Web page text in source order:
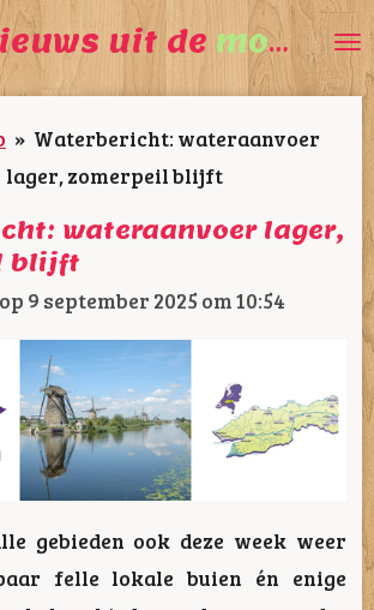
uit de mooiste
» Waterbericht: wateraanvoer
lager, zomerpeil blijft
wateraanvoer lager,
blijft
9 september 2025 om 10:54
gebieden ook deze week weer
felle lokale buien én enige